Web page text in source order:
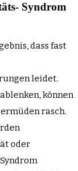
Syndrom
dass fast
leidet.
können
rasch.
oder